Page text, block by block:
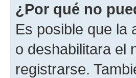
¿Por qué no
Es posible que la
o deshabilitara el
registrarse.